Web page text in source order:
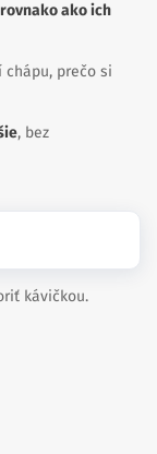
rovnako ako ich
prečo si
, bez
kávičkou.